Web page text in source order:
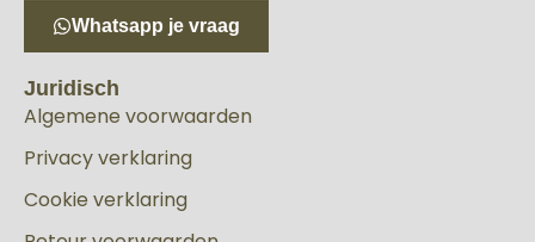
Whatsapp je vraag
Juridisch
Algemene voorwaarden
Privacy verklaring
Cookie verklaring